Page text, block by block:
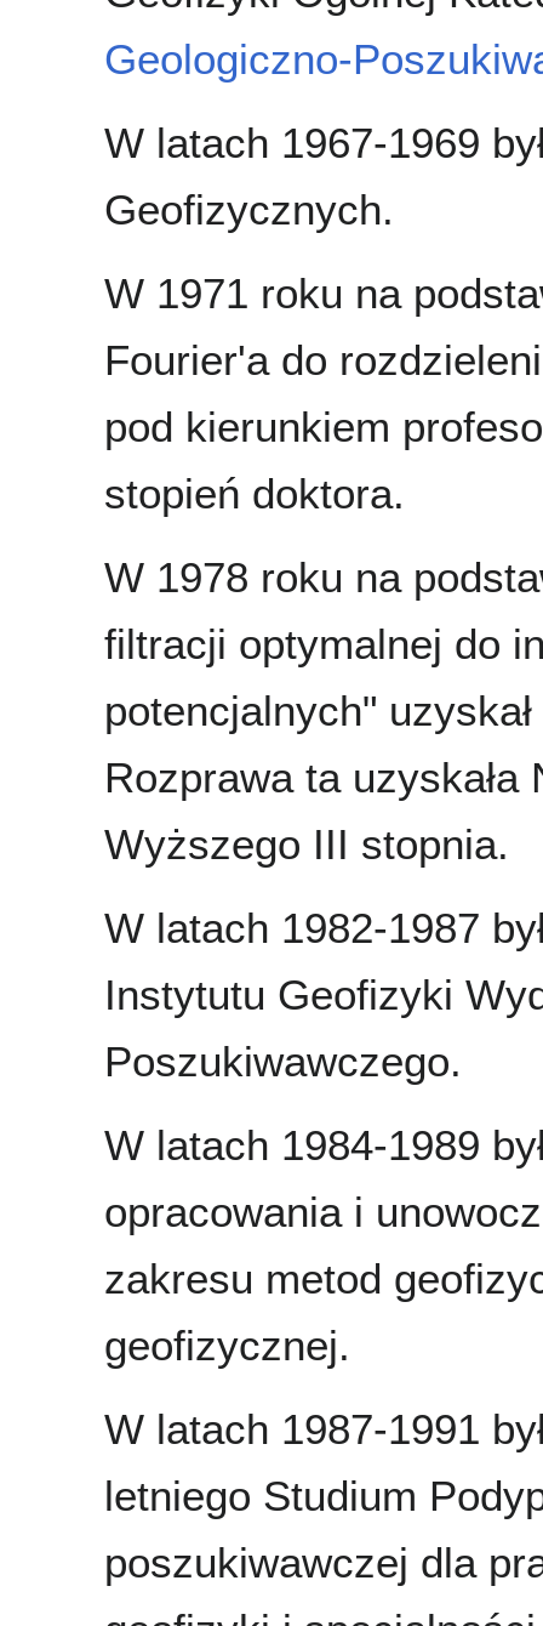
Geologiczno-
W latach 1967-1969
Geofizycznych.
W 1971 roku na
Fourier'a do
pod kierunkiem
stopień doktora.
W 1978 roku na
filtracji optymalnej do
potencjalnych"
Rozprawa ta
Wyższego III stopnia.
W latach 1982-1987
Instytutu Geofizyki
Poszukiwawczego.
W latach 1984-1989
opracowania i
zakresu metod
geofizycznej.
W latach 1987-1991
letniego Studium
poszukiwawczej dla